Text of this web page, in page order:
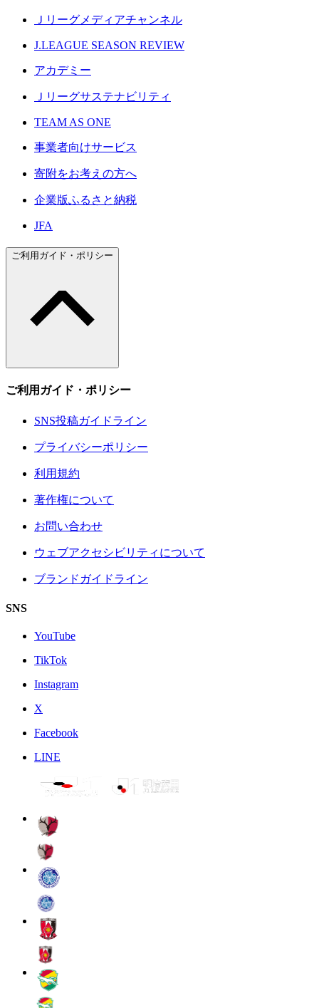
Ｊリーグメディアチャンネル
J.LEAGUE SEASON REVIEW
アカデミー
Ｊリーグサステナビリティ
TEAM AS ONE
事業者向けサービス
寄附をお考えの方へ
企業版ふるさと納税
JFA
ご利用ガイド・ポリシー
ご利用ガイド・ポリシー
SNS投稿ガイドライン
プライバシーポリシー
利用規約
著作権について
お問い合わせ
ウェブアクセシビリティについて
ブランドガイドライン
SNS
YouTube
TikTok
Instagram
X
Facebook
LINE